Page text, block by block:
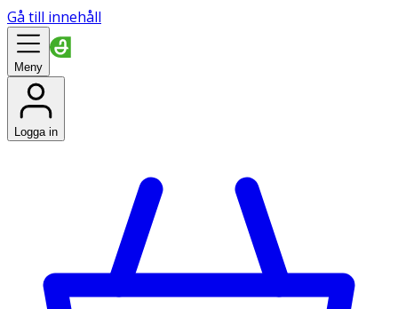
Gå till innehåll
Meny
Logga in